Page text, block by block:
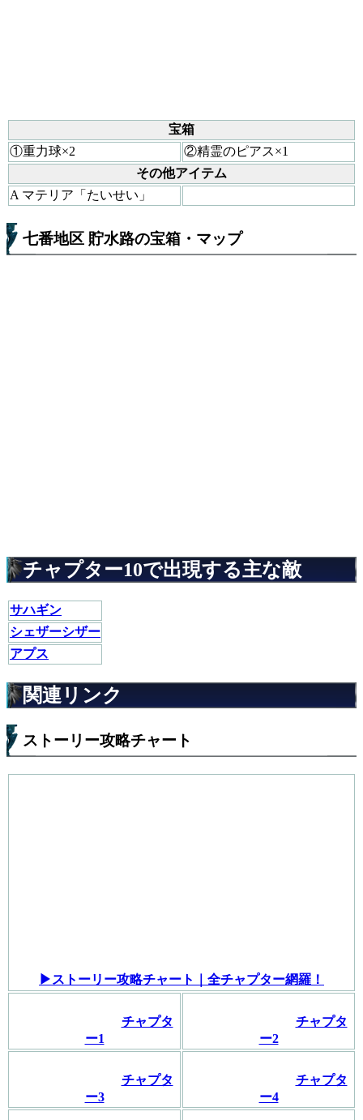
宝箱
①重力球×2
②精霊のピアス×1
その他アイテム
A マテリア「たいせい」
七番地区 貯水路の宝箱・マップ
チャプター10で出現する主な敵
サハギン
シェザーシザー
アプス
関連リンク
ストーリー攻略チャート
▶︎ストーリー攻略チャート｜全チャプター網羅！
チャプタ
ー1
チャプタ
ー2
チャプタ
ー3
チャプタ
ー4